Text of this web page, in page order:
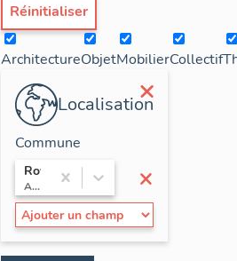
Réinitialiser
ArchitectureObjetMobilierCollectif
×
Localisation
×
Commune
Royat
Auvergne / Puy-de-Dôme